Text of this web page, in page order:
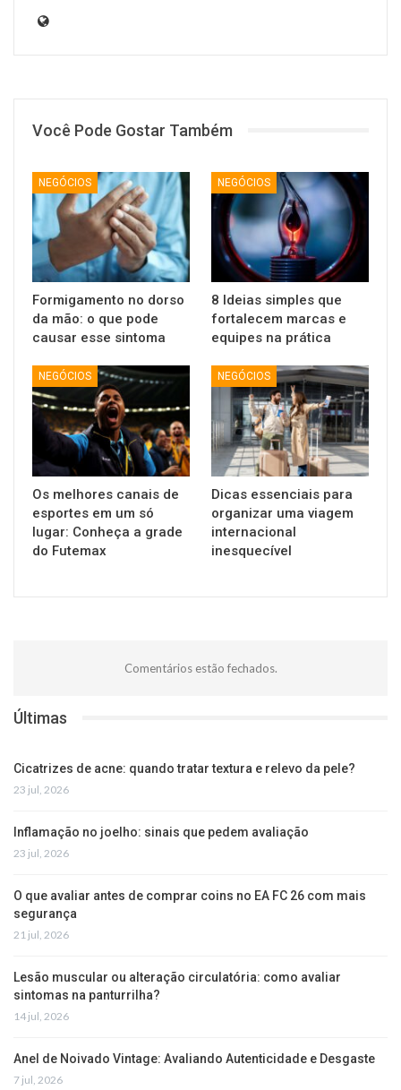
Você Pode Gostar Também
NEGÓCIOS
Formigamento no dorso
da mão: o que pode
causar esse sintoma
NEGÓCIOS
8 Ideias simples que
fortalecem marcas e
equipes na prática
NEGÓCIOS
Os melhores canais de
esportes em um só
lugar: Conheça a grade
do Futemax
NEGÓCIOS
Dicas essenciais para
organizar uma viagem
internacional
inesquecível
Comentários estão fechados.
Últimas
Cicatrizes de acne: quando tratar textura e relevo da pele?
23 jul, 2026
Inflamação no joelho: sinais que pedem avaliação
23 jul, 2026
O que avaliar antes de comprar coins no EA FC 26 com mais
segurança
21 jul, 2026
Lesão muscular ou alteração circulatória: como avaliar
sintomas na panturrilha?
14 jul, 2026
Anel de Noivado Vintage: Avaliando Autenticidade e Desgaste
7 jul, 2026